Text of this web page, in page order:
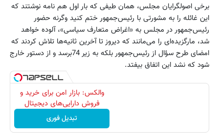
برخی اصولگرایان مجلس، همان طیفی که بار اول هم نامه نوشتند که
این غائله را به مشورتی با رئیس‌جمهور ختم کنید وگرنه حضور
رئیس‌جمهور در مجلس به «اغراض متعارف سیاسی»، آلوده خواهد
شد، مارگزیده‌ای را می‌مانند که دیروز تا آخرین ثانیه‌ها تلاش کردند که
امضای طرح سؤال از رئیس‌جمهور بلکه به زیر 74برسد و از دستور خارج
شود که نشد این اتفاق بیفتد.
والکس: بازار امن برای خرید و
فروش دارایی‌های دیجیتال
تبدیل فوری